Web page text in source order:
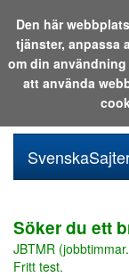
Sök i katalogen
Söker du ett
JBTMR
Fritt test.
Den här
tjänster, anpassa
om din
att använda